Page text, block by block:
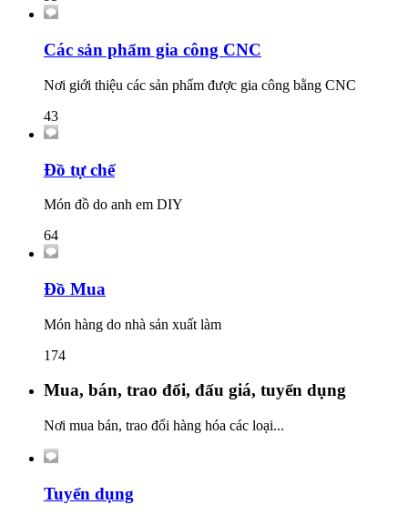
Các sản phẩm gia công CNC
Nơi giới thiệu các sản phẩm được gia công bằng CNC
43
Đồ tự chế
Món đồ do anh em DIY
64
Đồ Mua
Món hàng do nhà sản xuất làm
174
Mua, bán, trao đổi, đấu giá, tuyển dụng
Nơi mua bán, trao đổi hàng hóa các loại...
Tuyển dụng